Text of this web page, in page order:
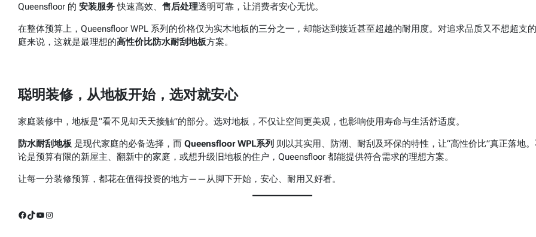
Queensfloor 的 安装服务快速高效、 售后处理透明可靠，让消费者安心无忧。
在整体预算上，Queensfloor WPL 系列的价格仅为实木地板的三分之一，却能达到接近甚至超越的耐用度。对追求品质又不想超支
庭来说，这就是最理想的高性价比防水耐刮地板方案。
聪明装修，从地板开始，选对就安心
家庭装修中，地板是“看不见却天天接触”的部分。选对地板，不仅让空间更美观，也影响使用寿命与生活舒适度。
防水耐刮地板 是现代家庭的必备选择，而 Queensfloor WPL系列 则以其实用、防潮、耐刮及环保的特性，让“高性价比”真正落地
论是预算有限的新屋主、翻新中的家庭，或想升级旧地板的住户，Queensfloor 都能提供符合需求的理想方案。
让每一分装修预算，都花在值得投资的地方——从脚下开始，安心、耐用又好看。
Facebook
TikTok
YouTube
Instagram